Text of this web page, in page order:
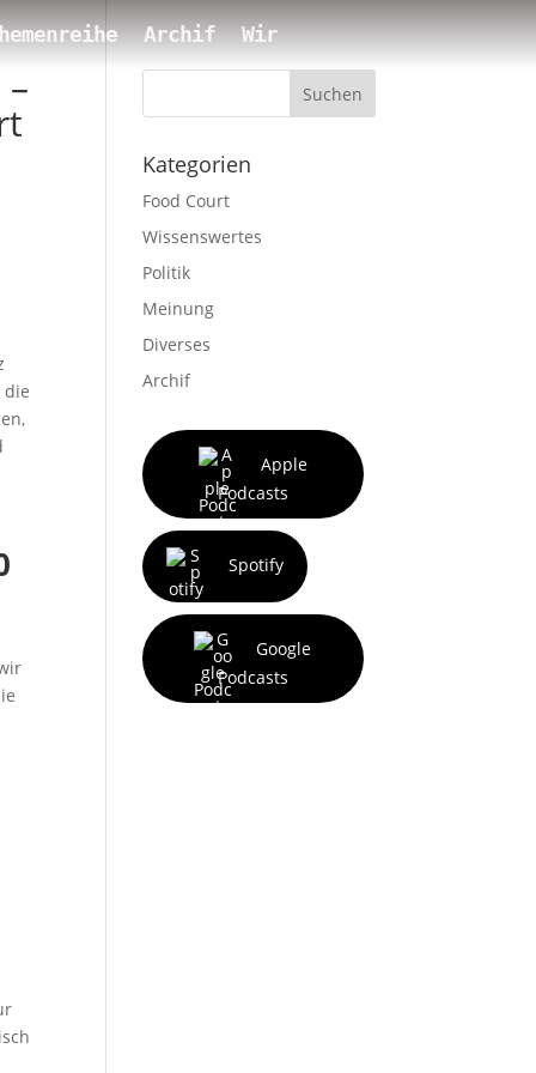
Archif Wir
die
Suchen
Kategorien
Food Court
Wissenswertes
Politik
Meinung
Diverses
Archif
Apple
Podcasts
Spotify
Google
Podcasts